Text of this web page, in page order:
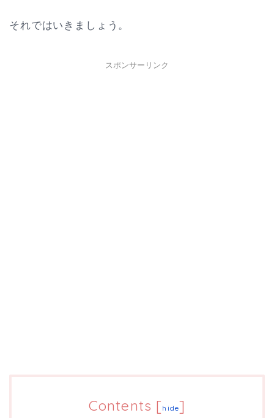
それではいきましょう。
スポンサーリンク
Contents [ hide]